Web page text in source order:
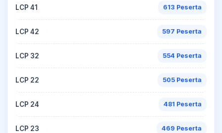
LCP 41 613 Peserta
LCP 42 597 Peserta
LCP 32 554 Peserta
LCP 22 505 Peserta
LCP 24 481 Peserta
LCP 23 469 Peserta